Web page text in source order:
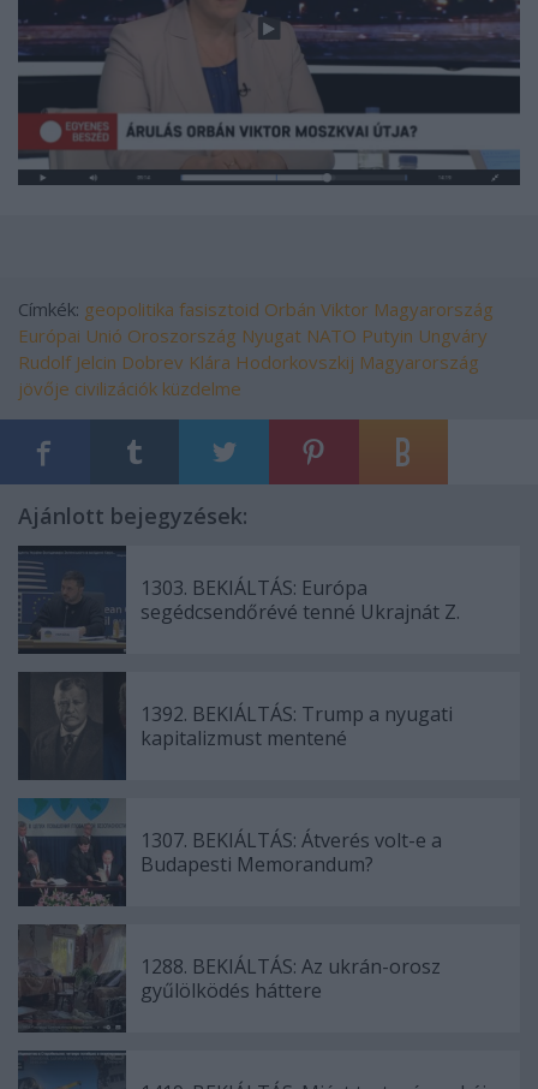
Címkék: geopolitika fasisztoid Orbán Viktor Magyarország
Európai Unió Oroszország Nyugat NATO Putyin Ungváry
Rudolf Jelcin Dobrev Klára Hodorkovszkij Magyarország
jövője civilizációk küzdelme
Ajánlott bejegyzések:
1303. BEKIÁLTÁS: Európa
segédcsendőrévé tenné Ukrajnát Z.
1392. BEKIÁLTÁS: Trump a nyugati
kapitalizmust mentené
1307. BEKIÁLTÁS: Átverés volt-e a
Budapesti Memorandum?
1288. BEKIÁLTÁS: Az ukrán-orosz
gyűlölködés háttere